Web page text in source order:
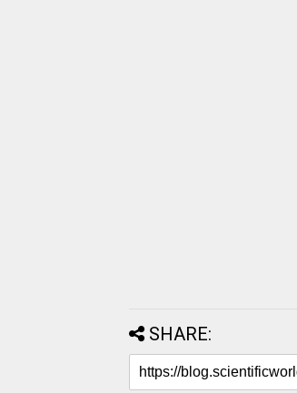
SHARE: